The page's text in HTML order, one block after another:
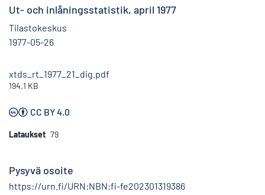
Ut- och inlåningsstatistik, april 1977
Tilastokeskus
1977-05-26
xtds_rt_1977_21_dig.pdf
194.1 KB
CC BY 4.0
Lataukset 79
Pysyvä osoite
https://urn.fi/URN:NBN:fi-fe202301319386